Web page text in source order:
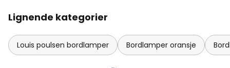
Lignende kategorier
Louis poulsen bordlamper Bordlamper oransje